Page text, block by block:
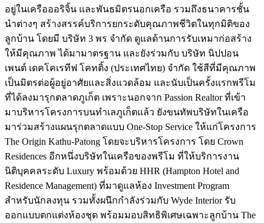
อยู่ในเครือออริจิ้น และพันธมิตรนอกเครือ รวมถึงธนาคารชั้น
นำต่างๆ สร้างสรรค์บริการยกระดับคุณภาพชีวิตในทุกมิติของ
ลูกบ้าน โดยมี บริษัท 3 พร จำกัด ดูแลด้านการรับเหมาก่อสร้าง
ให้มีคุณภาพ ได้มามาตรฐาน และยังร่วมกับ บริษัท นิปปอน
เพนต์ เดคโคเรทีฟ โคทติ้ง (ประเทศไทย) จำกัด ใช้สีที่มีคุณภาพ
เป็นมิตรต่อผู้อยู่อาศัยและสิ่งแวดล้อม และนับเป็นครั้งแรกพรีโม
ที่ได้ลงมารุกตลาดภูเก็ต เพราะนอกจาก Passion Realtor ที่เข้า
มาบริหารโครงการบนทำเลภูเก็ตแล้ว ยังขนทัพบริษัทในเครือ
มาร่วมสร้างแผนรุกตลาดแบบ One-Stop Service ให้แก่โครงการ
The Origin Kathu-Patong โดยจะบริหารโครงการ โดย Crown
Residences อีกหนึ่งบริษัทในเครือของพรีโม ที่ให้บริการงาน
นิติบุคคลระดับ Luxury พร้อมด้วย HHR (Hampton Hotel and
Residence Management) ที่มาดูแลห้อง Investment Program
สำหรับนักลงทุน รวมทั้งผนึกกำลังร่วมกับ Wyde Interior รับ
ออกแบบตกแต่งห้องชุด พร้อมมอบสิทธิพิเศษเฉพาะลูกบ้าน The